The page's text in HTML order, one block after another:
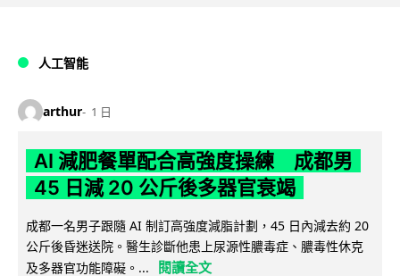
人工智能
arthur 1 日
AI 減肥餐單配合高強度操練 成都男
45 日減 20 公斤後多器官衰竭
成都一名男子跟隨 AI 制訂高強度減脂計劃，45 日內減去約 20
公斤後昏迷送院。醫生診斷他患上尿源性膿毒症、膿毒性休克
及多器官功能障礙。...
閱讀全文